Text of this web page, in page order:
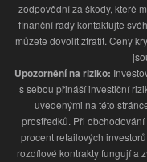
zodpovědní za škody, které
finanční rady kontaktujte
můžete dovolit ztratit. Ceny
Upozornění na riziko:
s sebou přináší investiční
uvedenými na této
prostředků. Při
procent retailových
rozdílové kontrakty fungují a